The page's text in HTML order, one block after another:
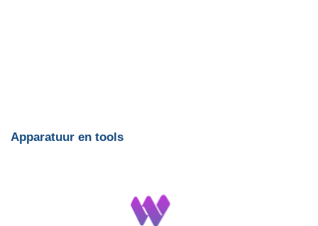
Apparatuur en tools